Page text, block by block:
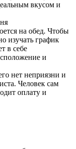
вкусом и
на обед. Чтобы
изучать график
в себе
и
нет неприязни и
Человек сам
оплату и